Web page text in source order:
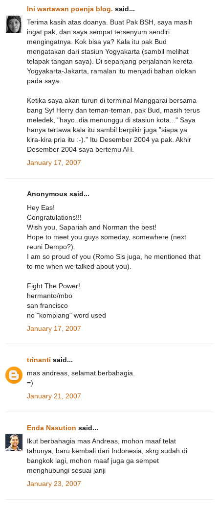
Ini wartawan poenja blog. said...
Terima kasih atas doanya. Buat Pak BSH, saya masih
ingat pak, dan saya sempat tersenyum sendiri
mengingatnya. Kok bisa ya? Kala itu pak Bud
mengatakan dari stasiun Yogyakarta (sambil melihat
telapak tangan saya). Di sepanjang perjalanan kereta
Yogyakarta-Jakarta, ramalan itu menjadi bahan olokan
pada saya.
Ketika saya akan turun di terminal Manggarai bersama
bang Syf Herry dan teman-teman, pak Bud, masih terus
meledek, "hayo..dia menunggu di stasiun kota..." Saya
hanya tertawa kala itu sambil berpikir juga "siapa ya
kira-kira pria itu :-)." Itu Desember 2004 ya pak. Akhir
Desember 2004 saya bertemu AH.
January 17, 2007
Anonymous said...
Hey Eas!
Congratulations!!!
Wish you, Sapariah and Norman the best!
Hope to meet you guys someday, somewhere (next
reuni Dempo?).
I am so proud of you (Romo Sis juga, he mentioned that
to me when we talked about you).
Fight The Power!
hermanto/mbo
san francisco
no "kompiang" word used
January 17, 2007
trinanti said...
mas andreas, selamat berbahagia.
=)
January 21, 2007
Enda Nasution said...
Ikut berbahagia mas Andreas, mohon maaf telat
tahunya, baru kembali dari Indonesia, skrg sudah di
bangkok lagi, mohon maaf juga ga sempet
menghubungi sesuai janji
January 23, 2007